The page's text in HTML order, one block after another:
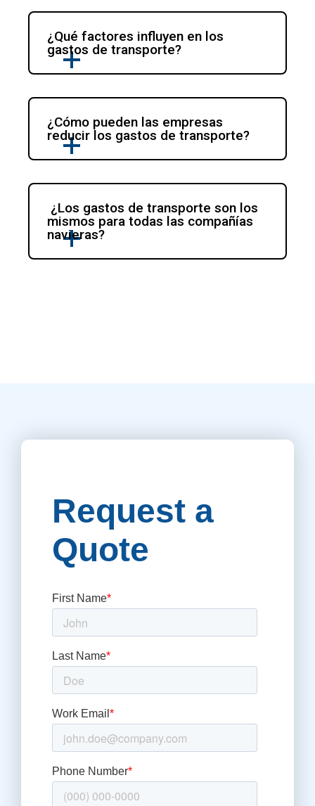
¿Qué factores influyen en los
gastos de transporte?
¿Cómo pueden las empresas
reducir los gastos de transporte?
mismos para todas las compañías
navieras?